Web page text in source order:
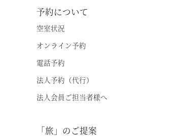
予約について
空室状況
オンライン予約
電話予約
法人予約（代行）
法人会員ご担当者様へ
「旅」のご提案